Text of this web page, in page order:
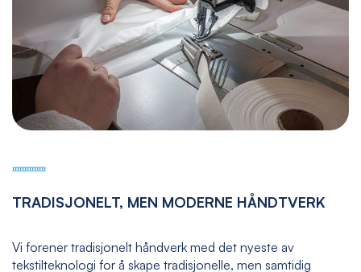
TRADISJONELT, MEN MODERNE HÅNDTVERK
Vi forener tradisjonelt håndverk med det nyeste av
tekstilteknologi for å skape tradisjonelle, men samtidig